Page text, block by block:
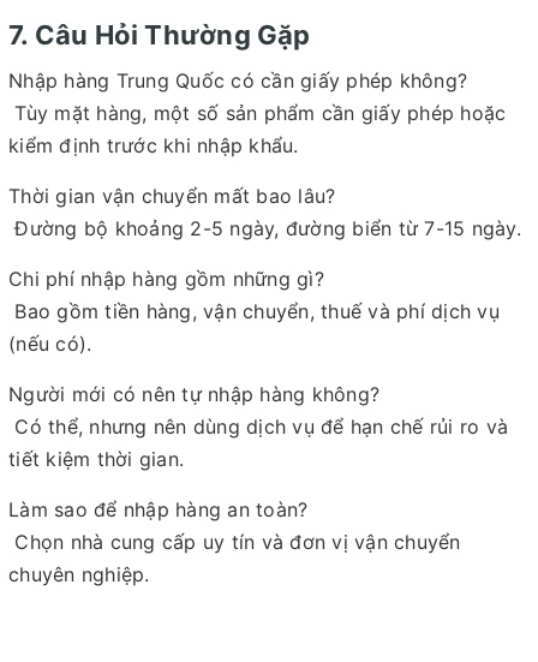
7. Câu Hỏi Thường Gặp
Nhập hàng Trung Quốc có cần giấy phép không?
Tùy mặt hàng, một số sản phẩm cần giấy phép hoặc
kiểm định trước khi nhập khẩu.
Thời gian vận chuyển mất bao lâu?
Đường bộ khoảng 2-5 ngày, đường biển từ 7-15 ngày.
Chi phí nhập hàng gồm những gì?
Bao gồm tiền hàng, vận chuyển, thuế và phí dịch vụ
(nếu có).
Người mới có nên tự nhập hàng không?
Có thể, nhưng nên dùng dịch vụ để hạn chế rủi ro và
tiết kiệm thời gian.
Làm sao để nhập hàng an toàn?
Chọn nhà cung cấp uy tín và đơn vị vận chuyển
chuyên nghiệp.